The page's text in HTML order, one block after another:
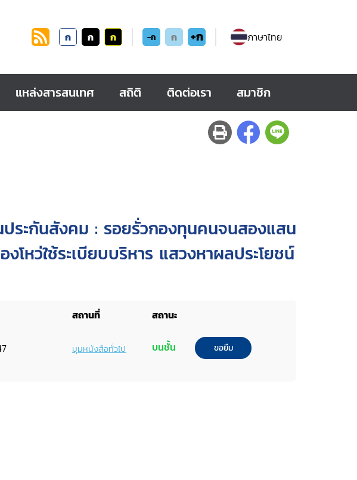
ก ก ก -ก ก +ก ภาษาไทย
แหล่งสารสนเทศ สถิติ ติดต่อเรา สมาชิก
ระกันสังคม : รอยรั่วกองทุนคนจนสองแสน
โหว่ใช้ระเบียบบริหาร แสวงหาผลประโยชน์
สถานที่ สถานะ
มุมหนังสือทั่วไป บนชั้น ขอยืม